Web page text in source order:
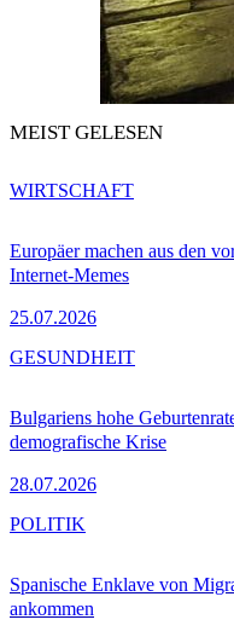
MEIST GELESEN
Europäer machen aus den
Internet-Memes
25.07.2026
WIRTSCHAFT
Bulgariens hohe
demografische Krise
28.07.2026
GESUNDHEIT
Spanische Enklave von
ankommen
POLITIK